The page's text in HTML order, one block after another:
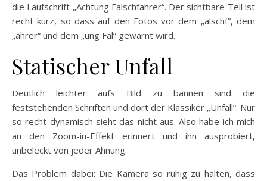
die Laufschrift „Achtung Falschfahrer“. Der sichtbare Teil ist
recht kurz, so dass auf den Fotos vor dem „alschf“, dem
„ahrer“ und dem „ung Fal“ gewarnt wird.
Statischer Unfall
Deutlich leichter aufs Bild zu bannen sind die
feststehenden Schriften und dort der Klassiker „Unfall“. Nur
so recht dynamisch sieht das nicht aus. Also habe ich mich
an den Zoom-in-Effekt erinnert und ihn ausprobiert,
unbeleckt von jeder Ahnung.
Das Problem dabei: Die Kamera so ruhig zu halten, dass